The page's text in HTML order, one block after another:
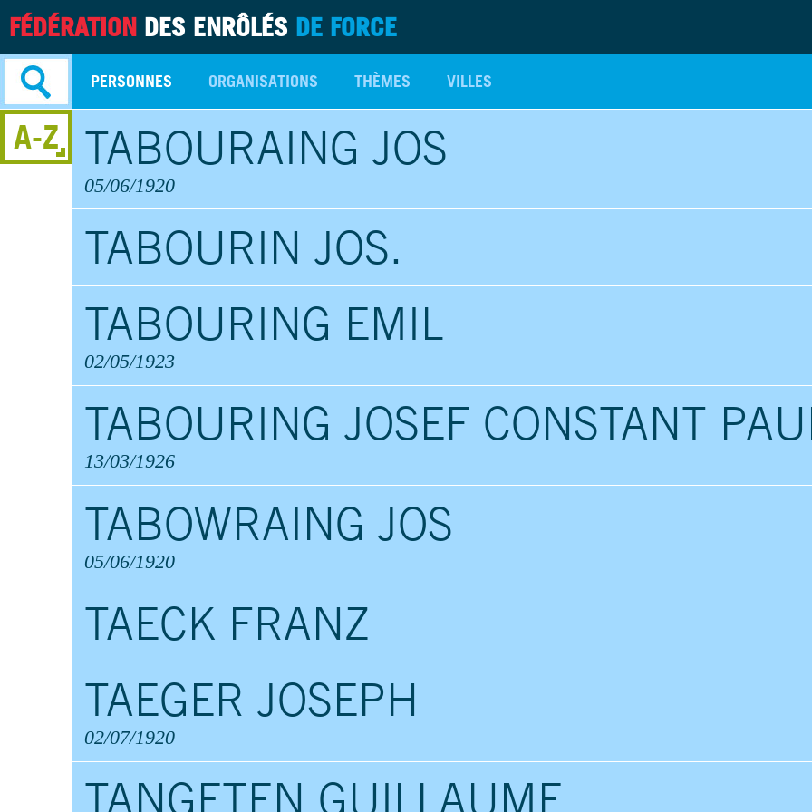
FÉDÉRATION DES ENRÔLÉS DE FORCE
Recherche
avancée
A-Z
PERSONNES ORGANISATIONS THÈMES VILLES
TABOURAING JOS
05/06/1920
TABOURIN JOS.
TABOURING EMIL
02/05/1923
TABOURING JOSEF CONSTANT
13/03/1926
TABOWRAING JOS
05/06/1920
TAECK FRANZ
TAEGER JOSEPH
02/07/1920
TANGETEN GUILLAUME